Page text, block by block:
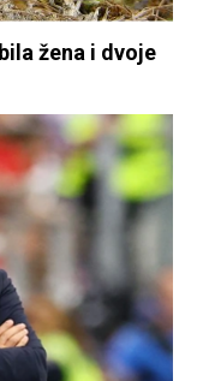
žena i dvoje